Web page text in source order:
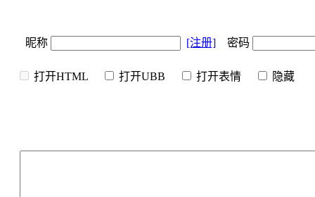
昵称 [注册] 密码
打开HTML 打开UBB 打开表情 隐